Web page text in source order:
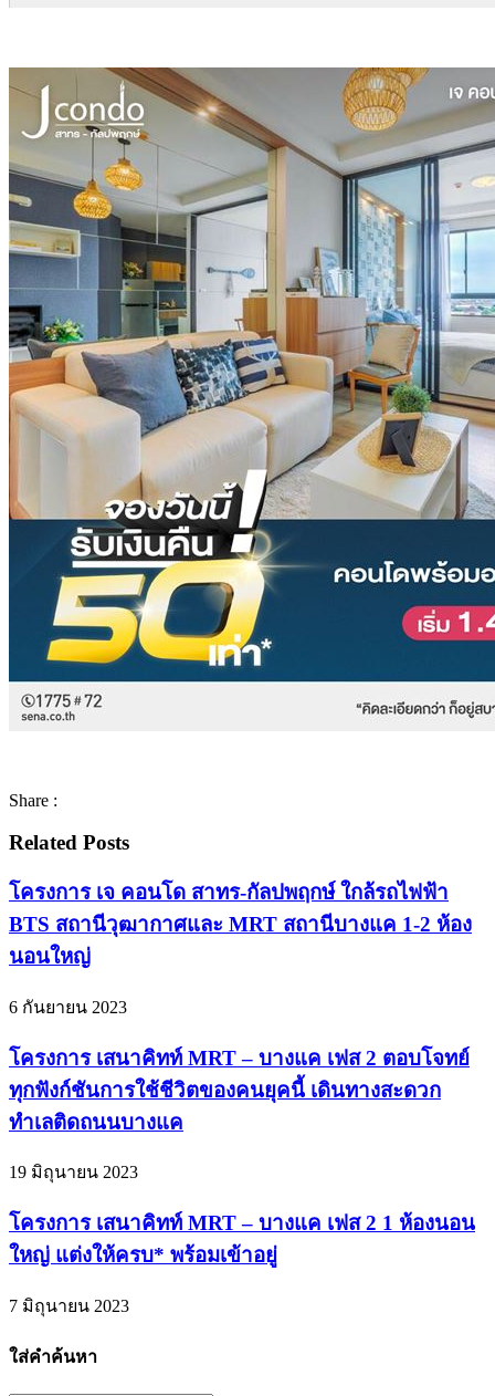
Share :
Related Posts
โครงการ เจ คอนโด สาทร-กัลปพฤกษ์ ใกล้รถไฟฟ้า
BTS สถานีวุฒากาศและ MRT สถานีบางแค 1-2 ห้อง
นอนใหญ่
6 กันยายน 2023
โครงการ เสนาคิทท์ MRT – บางแค เฟส 2 ตอบโจทย์
ทุกฟังก์ชันการใช้ชีวิตของคนยุคนี้ เดินทางสะดวก
ทำเลติดถนนบางแค
19 มิถุนายน 2023
โครงการ เสนาคิทท์ MRT – บางแค เฟส 2 1 ห้องนอน
ใหญ่ แต่งให้ครบ* พร้อมเข้าอยู่
7 มิถุนายน 2023
ใส่คำค้นหา